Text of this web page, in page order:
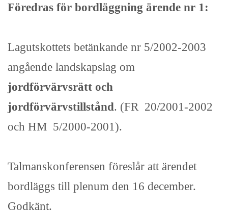
Föredras för bordläggning ärende nr 1:
Lagutskottets betänkande nr 5/2002-2003
angående landskapslag om
jordförvärvsrätt och
jordförvärvstillstånd. (FR 20/2001-2002
och HM 5/2000-2001).
Talmanskonferensen föreslår att ärendet
bordläggs till plenum den 16 december.
Godkänt.